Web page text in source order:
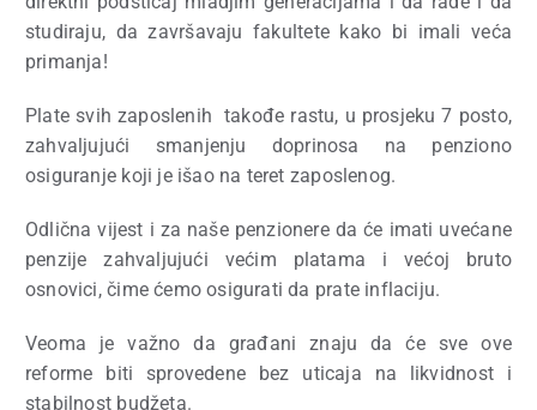
studiraju, da završavaju fakultete kako bi imali veća
primanja!
Plate svih zaposlenih takođe rastu, u prosjeku 7 posto,
zahvaljujući smanjenju doprinosa na penziono
osiguranje koji je išao na teret zaposlenog.
Odlična vijest i za naše penzionere da će imati uvećane
penzije zahvaljujući većim platama i većoj bruto
osnovici, čime ćemo osigurati da prate inflaciju.
Veoma je važno da građani znaju da će sve ove
reforme biti sprovedene bez uticaja na likvidnost i
stabilnost budžeta.